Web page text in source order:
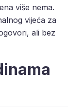
više nema.
vijeća za
ali bez